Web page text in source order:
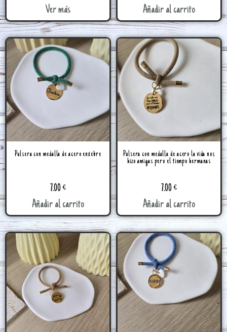
Ver más Añadir al carrito
Pulsera con medalla de acero enxebre
7.00€
Añadir al carrito
Pulsera con medalla de acero la vida nos
hizo amigas pero el tiempo hermanas
7.00€
Añadir al carrito